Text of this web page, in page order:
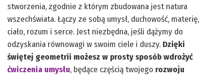
stworzenia, zgodnie z którym zbudowana jest natura
wszechświata. Łączy ze sobą umysł, duchowość, materię,
ciało, rozum i serce. Jest niezbędna, jeśli dążymy do
odzyskania równowagi w swoim ciele i duszy. Dzięki
świętej geometrii możesz w prosty sposób wdrożyć
ćwiczenia umysłu, będące częścią twojego rozwoju